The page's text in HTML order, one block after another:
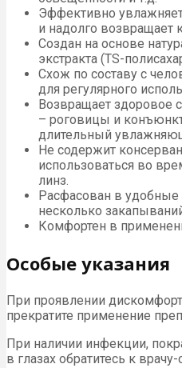
Эффективно
и надолго возвращает
Создан на основе
экстракта (TS-
Схож по составу с
для регулярного
Возвращает здоровое
– роговицы и
длительный
Не содержит
использоваться во
линз.
Расфасован в
несколько
Комфортен в
Особые указания
При проявлении
прекратите применение
При наличии инфекции,
в глазах обратитесь к